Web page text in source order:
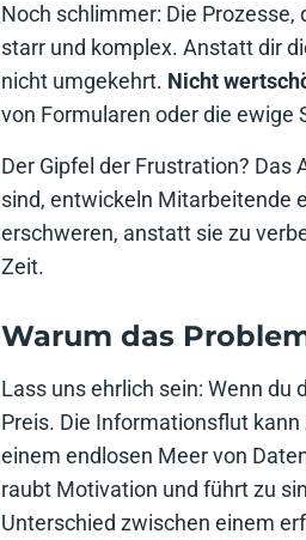
Noch schlimmer: Die
starr und komplex. Anstatt dir
nicht umgekehrt. Nicht
von Formularen oder die ewige
Der Gipfel der Frustration?
sind, entwickeln Mitarbeitende
erschweren, anstatt sie zu
Zeit.
Warum das
Lass uns ehrlich sein: Wenn
Preis. Die Informationsflut kann
einem endlosen Meer von
raubt Motivation und führt zu
Unterschied zwischen einem